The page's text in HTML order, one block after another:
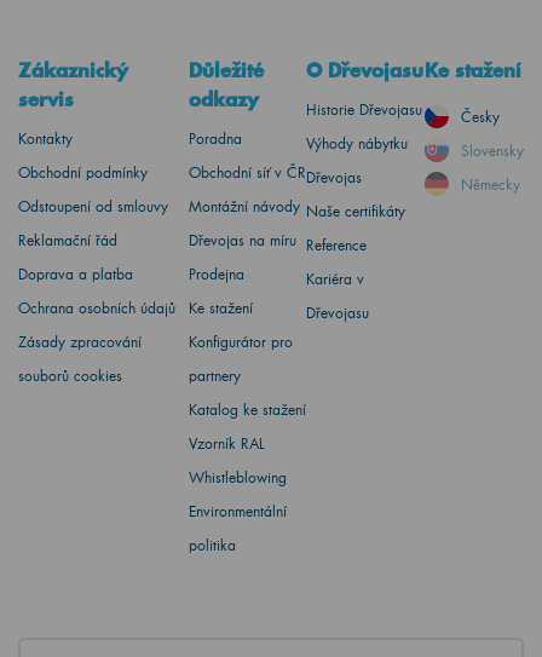
Zákaznický
servis
Kontakty
Obchodní podmínky
Odstoupení od smlouvy
Reklamační řád
Doprava a platba
Ochrana osobních údajů
Zásady zpracování
souborů cookies
Důležité
odkazy
Poradna
Obchodní síť v ČR
Montážní návody
Dřevojas na míru
Prodejna
Ke stažení
Konfigurátor pro
partnery
Katalog ke stažení
Vzorník RAL
Whistleblowing
Environmentální
politika
O Dřevojasu
Historie Dřevojasu
Výhody nábytku
Dřevojas
Naše certifikáty
Reference
Kariéra v
Dřevojasu
Ke stažení
Česky
Slovensky
Německy